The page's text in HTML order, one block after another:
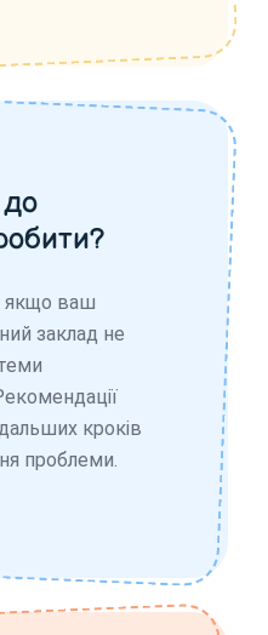
якщо ваш
заклад не
кроків
проблеми.